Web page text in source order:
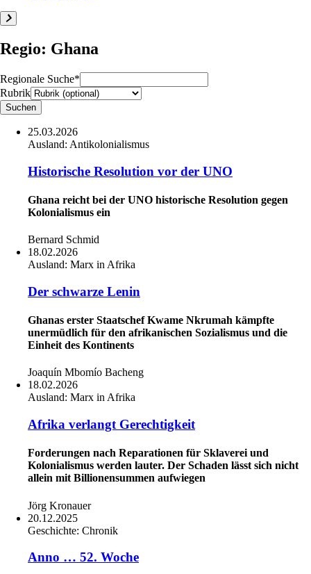
Regio: Ghana
Regionale Suche*
Rubrik
25.03.2026
Ausland: Antikolonialismus
Historische Resolution vor der UNO
Ghana reicht bei der UNO historische Resolution gegen
Kolonialismus ein
Bernard Schmid
18.02.2026
Ausland: Marx in Afrika
Der schwarze Lenin
Ghanas erster Staatschef Kwame Nkrumah kämpfte
unermüdlich für den afrikanischen Sozialismus und die
Einheit des Kontinents
Joaquín Mbomío Bacheng
18.02.2026
Ausland: Marx in Afrika
Afrika verlangt Gerechtigkeit
Forderungen nach Reparationen für Sklaverei und
Kolonialismus werden lauter. Der Schaden lässt sich nicht
allein mit Billionensummen aufwiegen
Jörg Kronauer
20.12.2025
Geschichte: Chronik
Anno … 52. Woche